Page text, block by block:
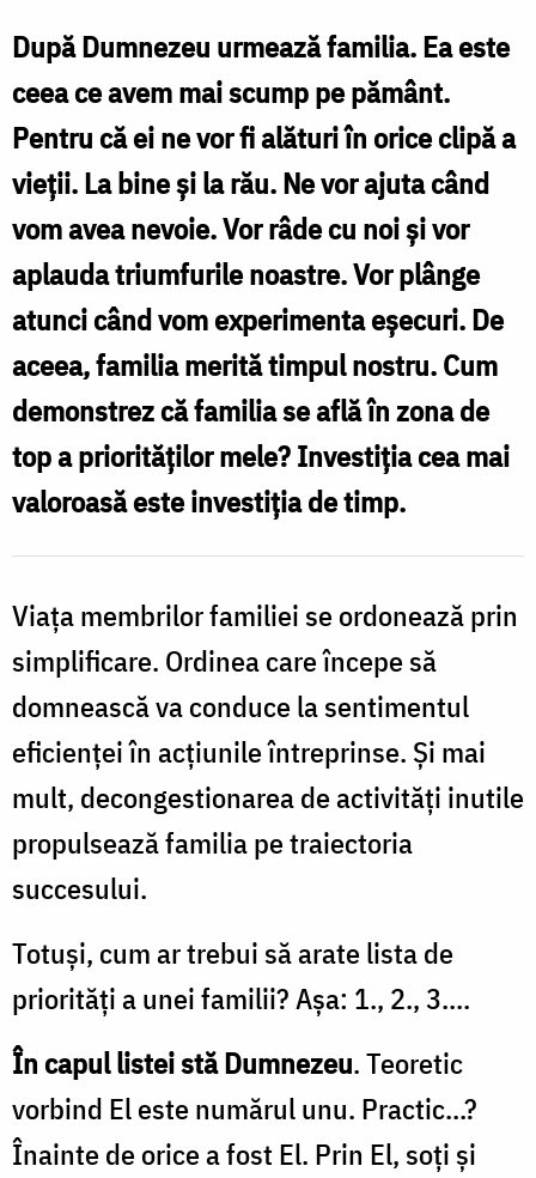
ale
familiei
/
Foto:
Oana
Nechifor
După Dumnezeu urmeazăfamilia. Ea este
ceea ce avem mai scump pe pământ.
Pentru că ei ne vor fi alături în orice clipă a
vieţii. La bine şi la rău. Ne vor ajuta când
vom avea nevoie. Vor râde cu noi şi vor
aplauda triumfurile noastre. Vor plânge
atunci când vom experimenta eşecuri. De
aceea, familia merită timpul nostru. Cum
demonstrez că familia se află în zona de
top a priorităţilor mele? Investiţia cea mai
valoroasă este investiţia de timp.
Viaţa membrilor familiei se ordonează prin
simplificare. Ordinea care începe să
domnească va conduce la sentimentul
eficienţei în acţiunile întreprinse. Şi mai
mult, decongestionarea de activităţi inutile
propulsează familia pe traiectoria
succesului.
Totuşi, cum ar trebui să arate lista de
priorităţi a unei familii? Aşa: 1., 2., 3....
În capul listei stă Dumnezeu. Teoretic
vorbind El este numărul unu. Practic...?
Înainte de orice a fost El. Prin El, soţi şi